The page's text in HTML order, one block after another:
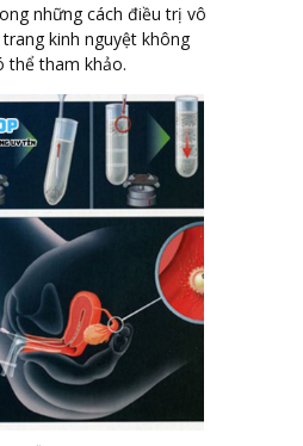
những cách điều trị vô
kinh nguyệt không
thể tham khảo.